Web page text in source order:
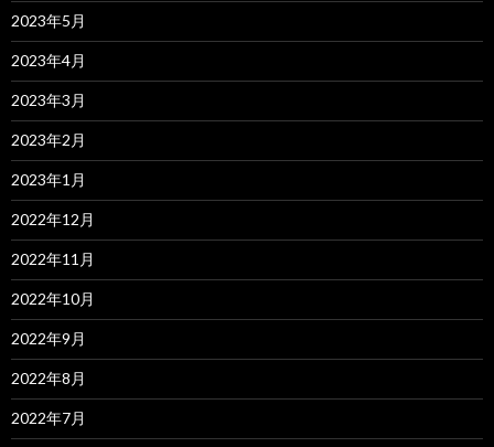
2023年5月
2023年4月
2023年3月
2023年2月
2023年1月
2022年12月
2022年11月
2022年10月
2022年9月
2022年8月
2022年7月